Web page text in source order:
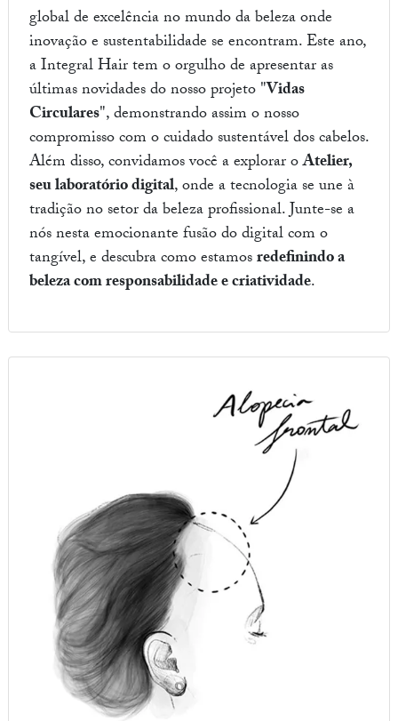
global de excelência no mundo da beleza onde
inovação e sustentabilidade se encontram. Este ano,
a Integral Hair tem o orgulho de apresentar as
últimas novidades do nosso projeto "Vidas
Circulares", demonstrando assim o nosso
compromisso com o cuidado sustentável dos cabelos.
Além disso, convidamos você a explorar oAtelier,
seu laboratório digital, onde a tecnologia se une à
tradição no setor da beleza profissional. Junte-se a
nós nesta emocionante fusão do digital com o
tangível, e descubra como estamosredefinindo a
beleza com responsabilidade e criatividade.